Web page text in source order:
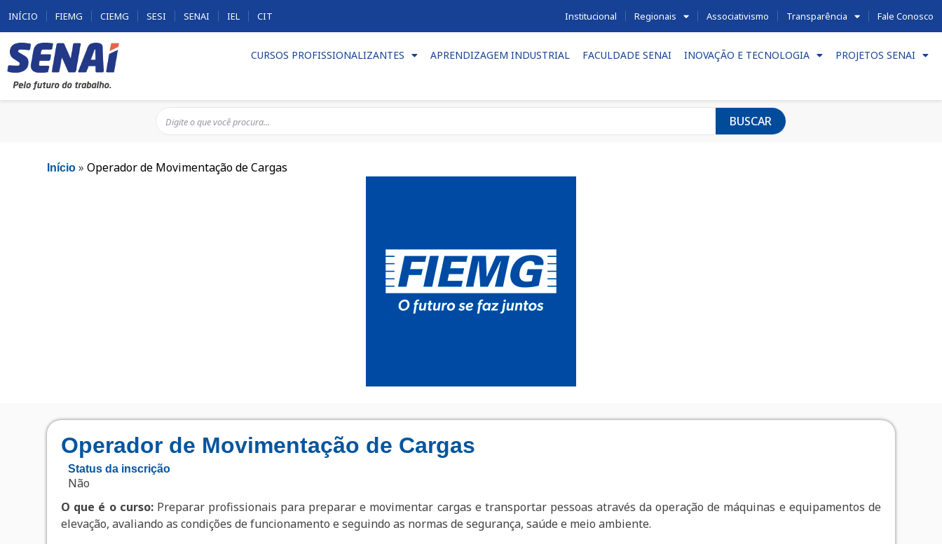
INÍCIO FIEMG CIEMG SESI SENAI IEL CIT Institucional Regionais Associativismo Transparência Fale Conosco
CURSOS PROFISSIONALIZANTES APRENDIZAGEM INDUSTRIAL FACULDADE SENAI INOVAÇÃO E TECNOLOGIA PROJETOS SENAI
BUSCAR
Início »Operador de Movimentação de Cargas
Operador de Movimentação de Cargas
Status da inscrição
Não
O que é o curso:Preparar profissionais para preparar e movimentar cargas e transportar pessoas através da operação de máquinas e equipamentos de
elevação, avaliando as condições de funcionamento e seguindo as normas de segurança, saúde e meio ambiente.